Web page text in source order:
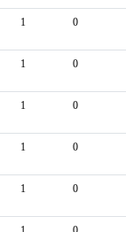
1 0
1 0
1 0
1 0
1 0